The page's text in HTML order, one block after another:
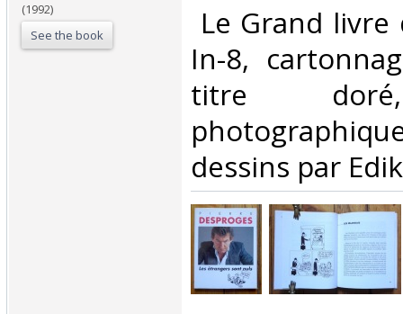
(1992)
See the book
Le Grand
In-8,
titre
dessins par